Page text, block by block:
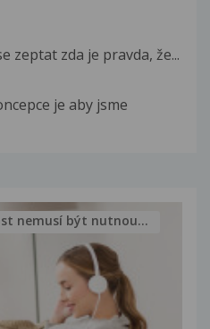
zeptat zda je pravda, že...
je aby jsme
nemusí být nutnou...